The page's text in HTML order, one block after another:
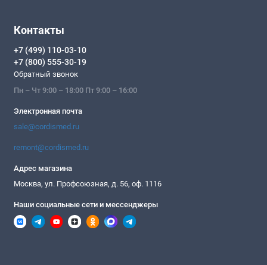
Контакты
+7 (499) 110-03-10
+7 (800) 555-30-19
Обратный звонок
Пн – Чт 9:00 – 18:00 Пт 9:00 – 16:00
Электронная почта
sale@cordismed.ru
remont@cordismed.ru
Адрес магазина
Москва, ул. Профсоюзная, д. 56, оф. 1116
Наши социальные сети и мессенджеры